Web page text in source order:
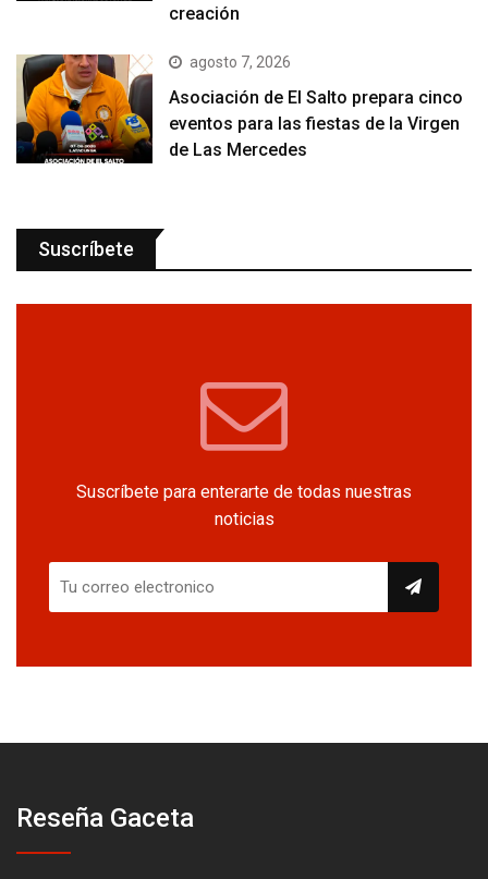
creación
agosto 7, 2026
Asociación de El Salto prepara cinco
eventos para las fiestas de la Virgen
de Las Mercedes
Suscríbete
Suscríbete para enterarte de todas nuestras
noticias
Reseña Gaceta